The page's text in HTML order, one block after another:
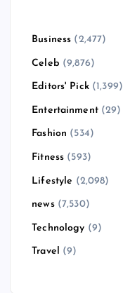
Business (2,477)
Celeb (9,876)
Editors' Pick(1,399)
Entertainment(29)
Fashion (534)
Fitness (593)
Lifestyle (2,098)
news(7,530)
Technology (9)
Travel (9)